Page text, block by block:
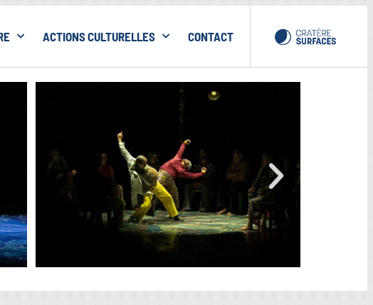
ACTIONS CULTURELLES CONTACT